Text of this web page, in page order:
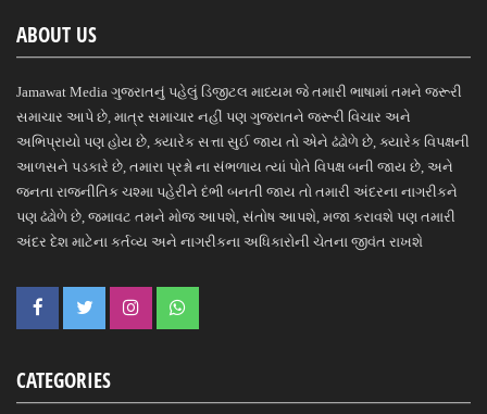
ABOUT US
Jamawat Media ગુજરાતનું પહેલું ડિજીટલ માધ્યમ જે તમારી ભાષામાં તમને જરૂરી
સમાચાર આપે છે, માત્ર સમાચાર નહીં પણ ગુજરાતને જરૂરી વિચાર અને
અભિપ્રાયો પણ હોય છે, ક્યારેક સત્તા સુઈ જાય તો એને ઢંઢોળે છે, ક્યારેક વિપક્ષની
આળસને પડકારે છે, તમારા પ્રશ્નો ના સંભળાય ત્યાં પોતે વિપક્ષ બની જાય છે, અને
જનતા રાજનીતિક ચશ્મા પહેરીને દંભી બનતી જાય તો તમારી અંદરના નાગરીકને
પણ ઢંઢોળે છે, જમાવટ તમને મોજ આપશે, સંતોષ આપશે, મજા કરાવશે પણ તમારી
અંદર દેશ માટેના કર્તવ્ય અને નાગરીકના અધિકારોની ચેતના જીવંત રાખશે
CATEGORIES